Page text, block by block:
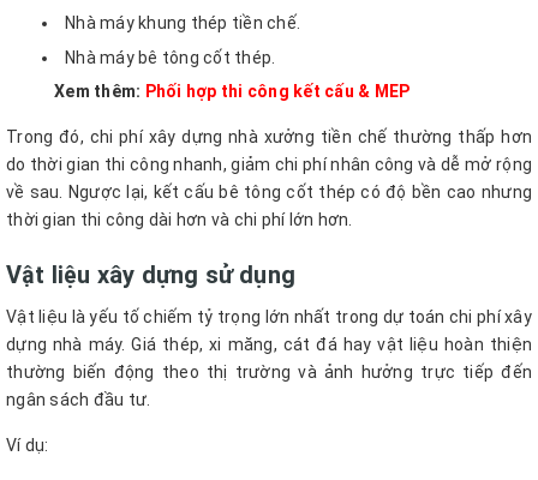
Nhà máy khung thép tiền chế.
Nhà máy bê tông cốt thép.
Xem thêm: Phối hợp thi công kết cấu & MEP
Trong đó, chi phí xây dựng nhà xưởng tiền chế thường thấp hơn
do thời gian thi công nhanh, giảm chi phí nhân công và dễ mở rộng
về sau. Ngược lại, kết cấu bê tông cốt thép có độ bền cao nhưng
thời gian thi công dài hơn và chi phí lớn hơn.
Vật liệu xây dựng sử dụng
Vật liệu là yếu tố chiếm tỷ trọng lớn nhất trong dự toán chi phí xây
dựng nhà máy. Giá thép, xi măng, cát đá hay vật liệu hoàn thiện
thường biến động theo thị trường và ảnh hưởng trực tiếp đến
ngân sách đầu tư.
Ví dụ: